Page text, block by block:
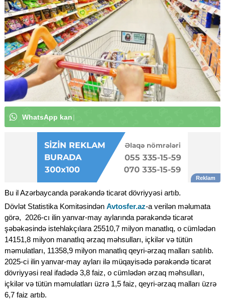
WhatsApp kana
Bu il Azərbaycanda pərakəndə ticarət dövriyyəsi artıb.
Dövlət Statistika Komitəsindən Avtosfer.az-a verilən məlumata
görə, 2026-cı ilin yanvar-may aylarında pərakəndə ticarət
şəbəkəsində istehlakçılara 25510,7 milyon manatlıq, o cümlədən
14151,8 milyon manatlıq ərzaq məhsulları, içkilər və tütün
məmulatları, 11358,9 milyon manatlıq qeyri-ərzaq malları satılıb.
2025-ci ilin yanvar-may ayları ilə müqayisədə pərakəndə ticarət
dövriyyəsi real ifadədə 3,8 faiz, o cümlədən ərzaq məhsulları,
içkilər və tütün məmulatları üzrə 1,5 faiz, qeyri-ərzaq malları üzrə
6,7 faiz artıb.